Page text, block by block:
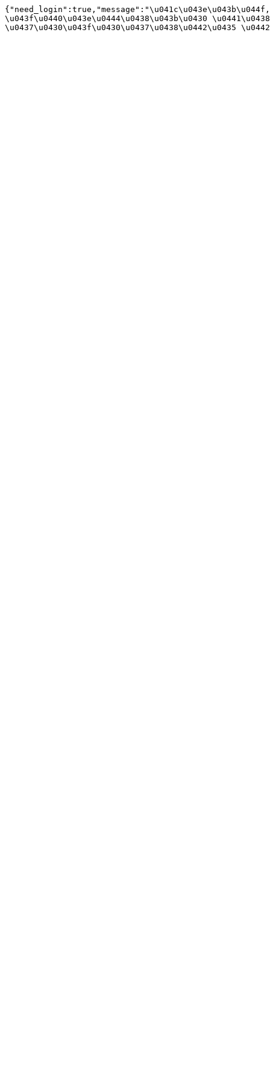
{"need_login":true,"message":"\u041c\u043e\u043b\u044f,
\u043f\u0440\u043e\u0444\u0438\u043b\u0430
\u0437\u0430\u043f\u0430\u0437\u0438\u0442\u0435